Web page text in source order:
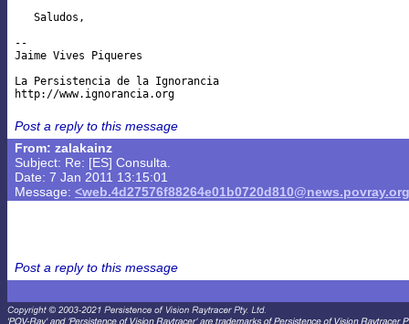
   Saludos,
--
Jaime Vives Piqueres
La Persistencia de la Ignorancia
Post a reply to this message
From: zalakainz
Subject: Re: [ES] Consulta.
Date: 7 Jan 2011 13:15:01
Message:
Post a reply to this message